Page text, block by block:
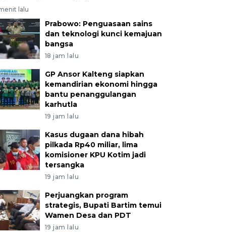
lalu
Prabowo: Penguasaan sains
dan teknologi kunci kemajuan
bangsa
18 jam lalu
GP Ansor Kalteng siapkan
kemandirian ekonomi hingga
bantu penanggulangan
karhutla
19 jam lalu
Kasus dugaan dana hibah
pilkada Rp40 miliar, lima
komisioner KPU Kotim jadi
tersangka
19 jam lalu
Perjuangkan program
strategis, Bupati Bartim temui
Wamen Desa dan PDT
19 jam lalu